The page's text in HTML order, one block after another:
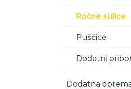
Ročne sulice
Puščice
Dodatni
Dodatna